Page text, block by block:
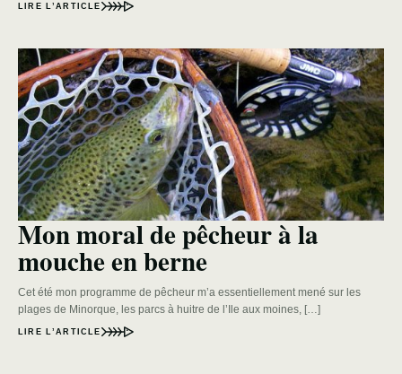
LIRE L’ARTICLE
Mon moral de pêcheur à la
mouche en berne
Cet été mon programme de pêcheur m’a essentiellement mené sur les
plages de Minorque, les parcs à huitre de l’Ile aux moines, […]
LIRE L’ARTICLE